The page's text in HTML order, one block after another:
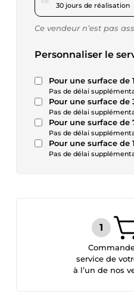
30 jours de réalisation
Ce vendeur n’est pas
Personnaliser le
Pour une surface de
Pas de délai
Pour une surface de
Pas de délai
Pour une surface de
Pas de délai
Pour une surface de
Pas de délai
service de
à l’un de nos